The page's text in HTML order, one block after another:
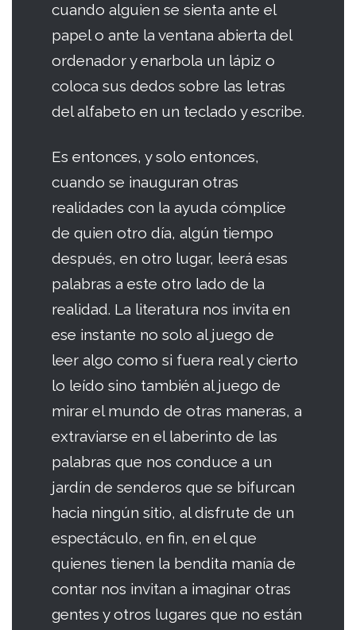
cuando alguien se sienta ante el
papel o ante la ventana abierta del
ordenador y enarbola un lápiz o
coloca sus dedos sobre las letras
del alfabeto en un teclado y escribe.
Es entonces, y solo entonces,
cuando se inauguran otras
realidades con la ayuda cómplice
de quien otro día, algún tiempo
después, en otro lugar, leerá esas
palabras a este otro lado de la
realidad. La literatura nos invita en
ese instante no solo al juego de
leer algo como si fuera real y cierto
lo leído sino también al juego de
mirar el mundo de otras maneras, a
extraviarse en el laberinto de las
palabras que nos conduce a un
jardín de senderos que se bifurcan
hacia ningún sitio, al disfrute de un
espectáculo, en fin, en el que
quienes tienen la bendita manía de
contar nos invitan a imaginar otras
gentes y otros lugares que no están